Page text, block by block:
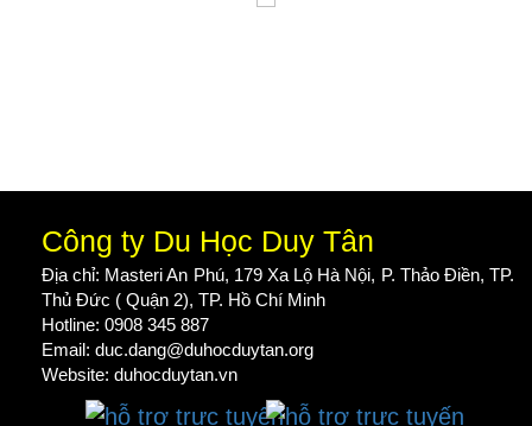
Công ty Du Học Duy Tân
Địa chỉ: Masteri An Phú, 179 Xa Lộ Hà Nội, P. Thảo Điền, TP.
Thủ Đức ( Quận 2), TP. Hồ Chí Minh
Hotline: 0908 345 887
Email: duc.dang@duhocduytan.org
Website: duhocduytan.vn